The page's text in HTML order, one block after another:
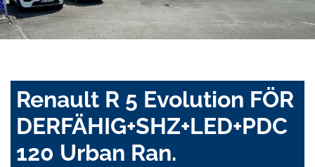
Renault R 5 Evolution FÖR
DERFÄHIG+SHZ+LED+PDC
120 Urban Ran.